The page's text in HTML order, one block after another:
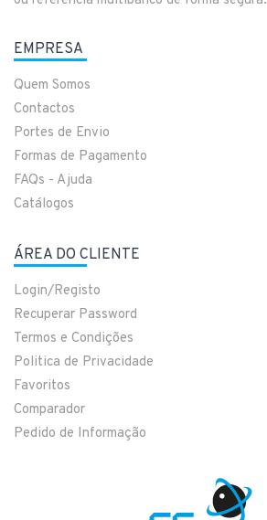
EMPRESA
Quem Somos
Contactos
Portes de Envio
Formas de Pagamento
FAQs - Ajuda
Catálogos
ÁREA DO CLIENTE
Login/Registo
Recuperar Password
Termos e Condições
Politica de Privacidade
Favoritos
Comparador
Pedido de Informação